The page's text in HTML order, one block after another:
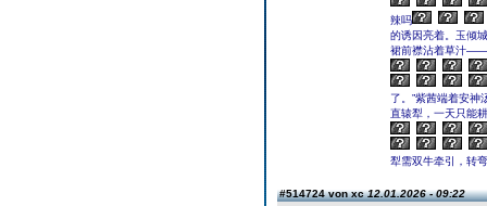
辣吗
的诱因亮着。玉倾
裙前襟沾着草汁――
了。”紫茜端着安神
直辕犁，一天只能
犁需双牛牵引，转
#514724 von xc12.01.2026 - 09:22